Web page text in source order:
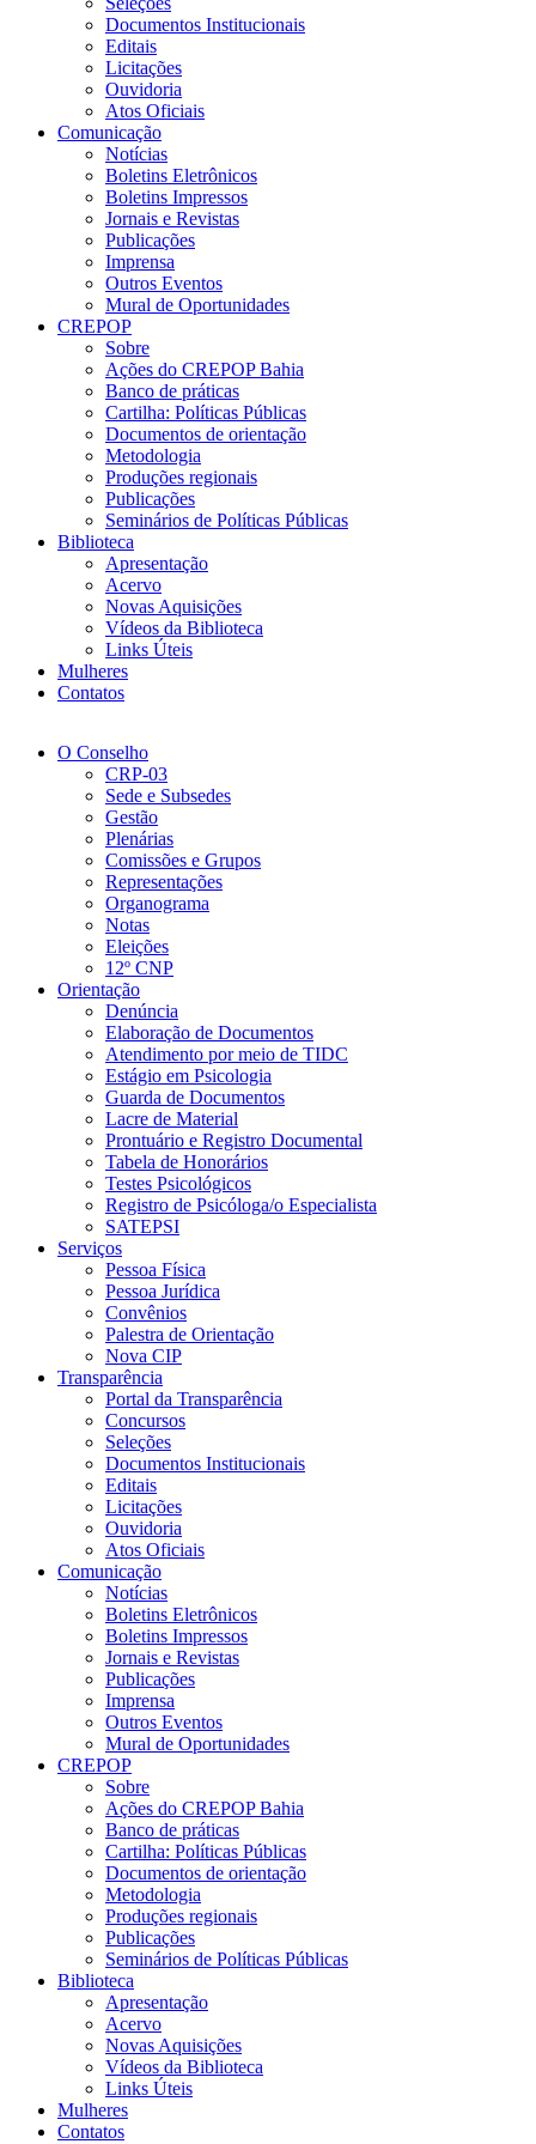
Documentos Institucionais
Editais
Licitações
Ouvidoria
Atos Oficiais
Comunicação
Notícias
Boletins Eletrônicos
Boletins Impressos
Jornais e Revistas
Publicações
Imprensa
Outros Eventos
Mural de Oportunidades
CREPOP
Sobre
Ações do CREPOP Bahia
Banco de práticas
Cartilha: Políticas Públicas
Documentos de orientação
Metodologia
Produções regionais
Publicações
Seminários de Políticas Públicas
Biblioteca
Apresentação
Acervo
Novas Aquisições
Vídeos da Biblioteca
Links Úteis
Mulheres
Contatos
O Conselho
CRP-03
Sede e Subsedes
Gestão
Plenárias
Comissões e Grupos
Representações
Organograma
Notas
Eleições
12º CNP
Orientação
Denúncia
Elaboração de Documentos
Atendimento por meio de TIDC
Estágio em Psicologia
Guarda de Documentos
Lacre de Material
Prontuário e Registro Documental
Tabela de Honorários
Testes Psicológicos
Registro de Psicóloga/o Especialista
SATEPSI
Serviços
Pessoa Física
Pessoa Jurídica
Convênios
Palestra de Orientação
Nova CIP
Transparência
Portal da Transparência
Concursos
Seleções
Documentos Institucionais
Editais
Licitações
Ouvidoria
Atos Oficiais
Comunicação
Notícias
Boletins Eletrônicos
Boletins Impressos
Jornais e Revistas
Publicações
Imprensa
Outros Eventos
Mural de Oportunidades
CREPOP
Sobre
Ações do CREPOP Bahia
Banco de práticas
Cartilha: Políticas Públicas
Documentos de orientação
Metodologia
Produções regionais
Publicações
Seminários de Políticas Públicas
Biblioteca
Apresentação
Acervo
Novas Aquisições
Vídeos da Biblioteca
Links Úteis
Mulheres
Contatos